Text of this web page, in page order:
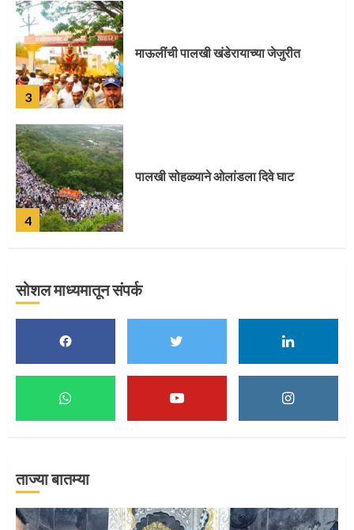
4
पालखी सोहळ्याने ओलांडला दिवे घाट
5
पुणेकरांकडून पालख्यांचे उत्साही स्वागत
मुख्यमंत्र्यांच्या हस्ते विठ्ठलाची महापूजा
माऊलींच्या पादुकांना नीरा स्नान
सोशल माध्यमातून संपर्क
ताज्या बातम्या